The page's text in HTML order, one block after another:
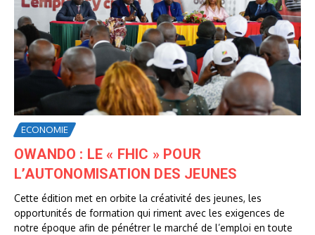
ECONOMIE
OWANDO : LE « FHIC » POUR
L’AUTONOMISATION DES JEUNES
Cette édition met en orbite la créativité des jeunes, les
opportunités de formation qui riment avec les exigences de
notre époque afin de pénétrer le marché de l’emploi en toute